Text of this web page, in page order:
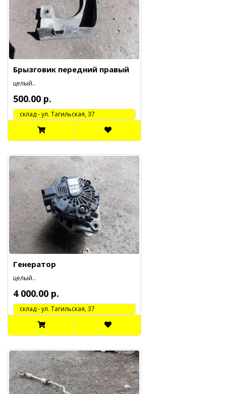
Брызговик передний правый
целый..
500.00 р.
cклад - ул. Тагильская, 37
Генератор
целый..
4 000.00 р.
cклад - ул. Тагильская, 37